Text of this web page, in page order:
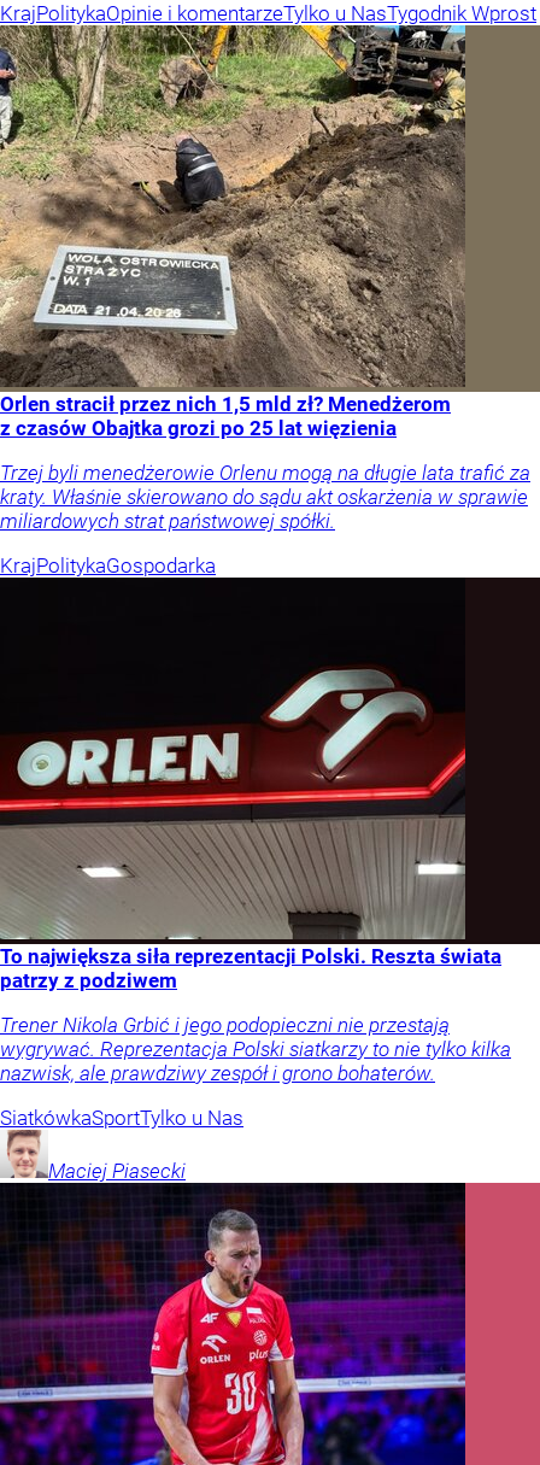
KrajPolitykaOpinie i komentarzeTylko u NasTygodnik Wprost
Orlen stracił przez nich 1,5 mld zł? Menedżerom
z czasów Obajtka grozi po 25 lat więzienia
Trzej byli menedżerowie Orlenu mogą na długie lata trafić za
kraty. Właśnie skierowano do sądu akt oskarżenia w sprawie
miliardowych strat państwowej spółki.
KrajPolitykaGospodarka
To największa siła reprezentacji Polski. Reszta świata
patrzy z podziwem
Trener Nikola Grbić i jego podopieczni nie przestają
wygrywać. Reprezentacja Polski siatkarzy to nie tylko kilka
nazwisk, ale prawdziwy zespół i grono bohaterów.
SiatkówkaSportTylko u Nas
Maciej Piasecki